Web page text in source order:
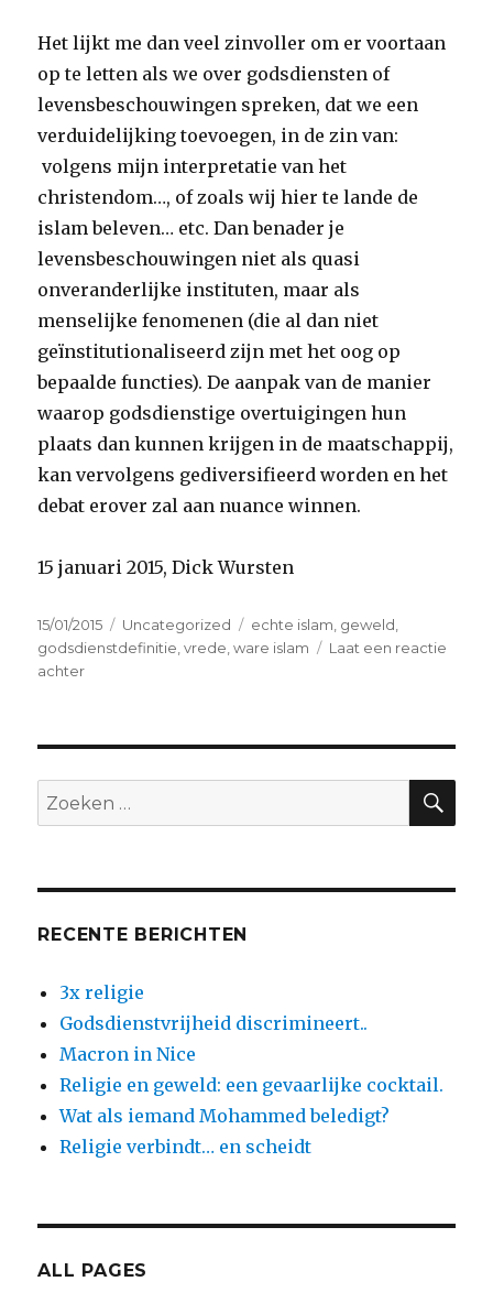
Het lijkt me dan veel zinvoller om er voortaan
op te letten als we over godsdiensten of
levensbeschouwingen spreken, dat we een
verduidelijking toevoegen, in de zin van:
volgens mijn interpretatie van het
christendom…, of zoals wij hier te lande de
islam beleven… etc. Dan benader je
levensbeschouwingen niet als quasi
onveranderlijke instituten, maar als
menselijke fenomenen (die al dan niet
geïnstitutionaliseerd zijn met het oog op
bepaalde functies). De aanpak van de manier
waarop godsdienstige overtuigingen hun
plaats dan kunnen krijgen in de maatschappij,
kan vervolgens gediversifieerd worden en het
debat erover zal aan nuance winnen.
15 januari 2015, Dick Wursten
Geplaatst
op
15/01/2015 Categorieën
Uncategorized Tags
echte islam geweld
godsdienstdefinitie ,vrede ,ware islam
Laat een reactie
achterop
de
echte
islam,
Zoeken
naar:
RECENTE BERICHTEN
3x religie
Godsdienstvrijheid discrimineert..
Macron in Nice
Religie en geweld: een gevaarlijke cocktail.
Wat als iemand Mohammed beledigt?
Religie verbindt… en scheidt
ALL PAGES